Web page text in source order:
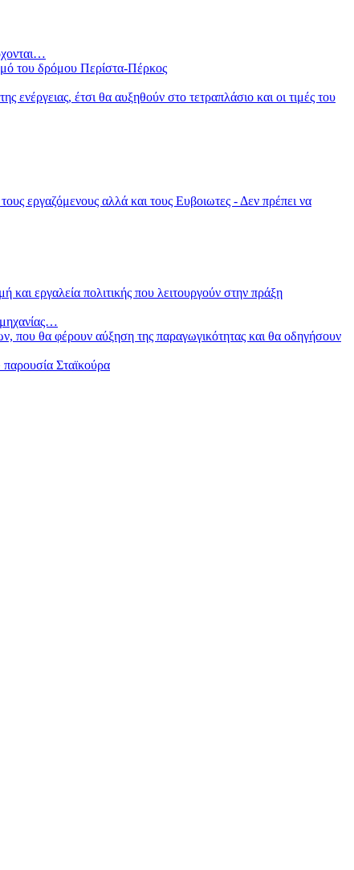
του δρόμου Περίστα-Πέρκος
έτσι θα αυξηθούν στο τετραπλάσιο και οι τιμές του
εργαζόμενους αλλά και τους Ευβοιωτες - Δεν πρέπει να
εργαλεία πολιτικής που λειτουργούν στην πράξη
που θα φέρουν αύξηση της παραγωγικότητας και θα οδηγήσουν
Σταϊκούρα